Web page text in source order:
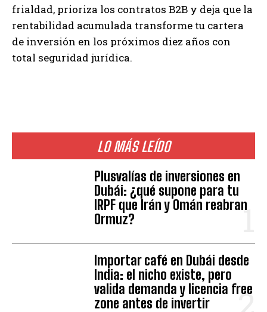
LO MÁS LEÍDO
Plusvalías de inversiones en
Dubái: ¿qué supone para tu
IRPF que Irán y Omán reabran
Ormuz?
Importar café en Dubái desde
India: el nicho existe, pero
valida demanda y licencia free
zone antes de invertir
frialdad, prioriza los contratos B2B y deja que la
rentabilidad acumulada transforme tu cartera
de inversión en los próximos diez años con
total seguridad jurídica.